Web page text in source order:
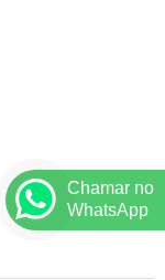
Chamar no
WhatsApp